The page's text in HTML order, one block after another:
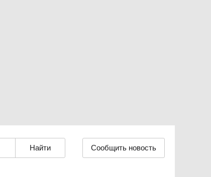
Сообщить новость